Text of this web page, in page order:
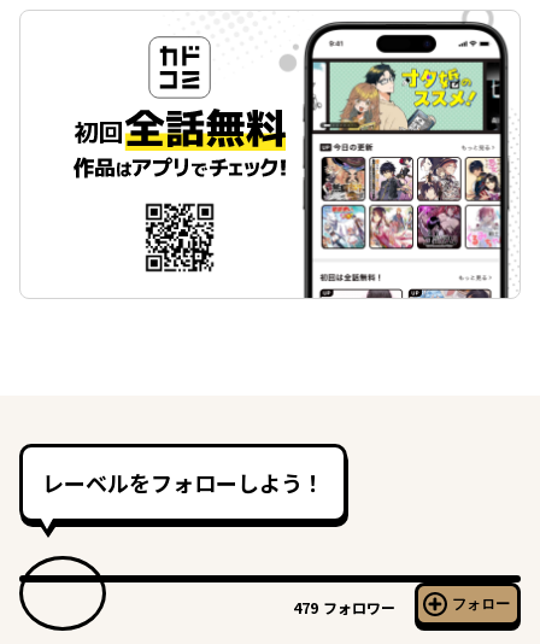
レーベルをフォローしよう！
479 フォロワー フォロー